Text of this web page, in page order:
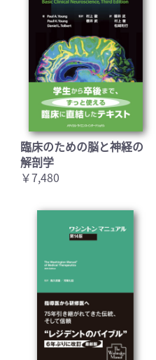
臨床のための脳と神経の
解剖学
￥7,480